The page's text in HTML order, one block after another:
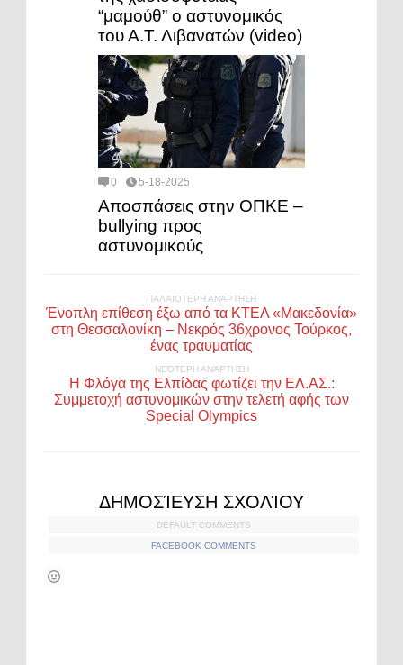
“μαμούθ” ο αστυνομικός
του Α.Τ. Λιβανατών (video)
0 5-18-2025
Αποσπάσεις στην ΟΠΚΕ –
bullying προς
αστυνομικούς
ΠΑΛΑΙΌΤΕΡΗ ΑΝΆΡΤΗΣΗ
Ένοπλη επίθεση έξω από τα ΚΤΕΛ «Μακεδονία»
στη Θεσσαλονίκη – Νεκρός 36χρονος Τούρκος,
ένας τραυματίας
ΝΕΌΤΕΡΗ ΑΝΆΡΤΗΣΗ
Η Φλόγα της Ελπίδας φωτίζει την ΕΛ.ΑΣ.:
Συμμετοχή αστυνομικών στην τελετή αφής των
Special Olympics
ΔΗΜΟΣΊΕΥΣΗ ΣΧΟΛΊΟΥ
DEFAULT COMMENTS
FACEBOOK COMMENTS